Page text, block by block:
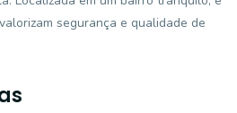
segurança e qualidade de